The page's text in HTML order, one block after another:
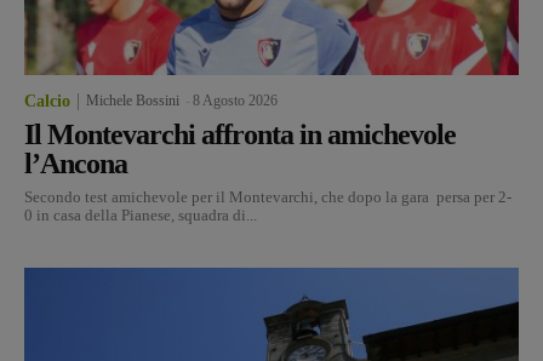
Calcio Michele Bossini 8 Agosto 2026
Il Montevarchi affronta in amichevole
l’Ancona
Secondo test amichevole per il Montevarchi, che dopo la gara persa per 2-
0 in casa della Pianese, squadra di...